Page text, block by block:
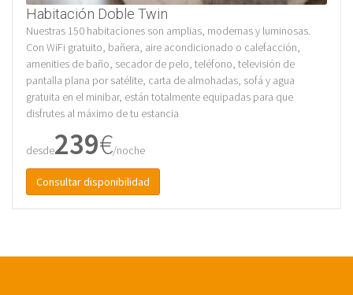
Habitación Doble Twin
Nuestras 150 habitaciones son amplias, modernas y luminosas.
Con WiFi gratuito, bañera, aire acondicionado o calefacción,
amenities de baño, secador de pelo, teléfono, televisión de
pantalla plana por satélite, carta de almohadas, sofá y agua
gratuita en el minibar, están totalmente equipadas para que
disfrutes al máximo de tu estancia
desde239€/noche
Consultar disponibilidad